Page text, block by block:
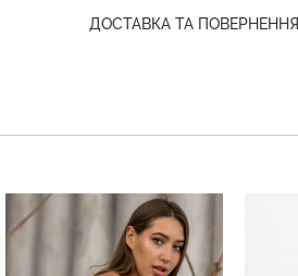
ДОСТАВКА ТА ПОВЕРНЕННЯ